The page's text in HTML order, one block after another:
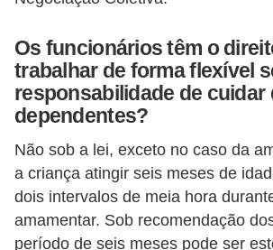
Os funcionários têm o
trabalhar de forma flexível
responsabilidade de cuidar
dependentes?
Não sob a lei, exceto no caso da
a criança atingir seis meses de
dois intervalos de meia hora
amamentar. Sob recomendação
período de seis meses pode ser
e
p
o
n
t
o
S
o